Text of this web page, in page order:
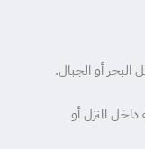
البحر أو الجبال.
المنزل أو